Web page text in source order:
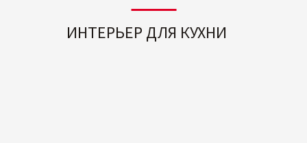
ИНТЕРЬЕР ДЛЯ КУХНИ